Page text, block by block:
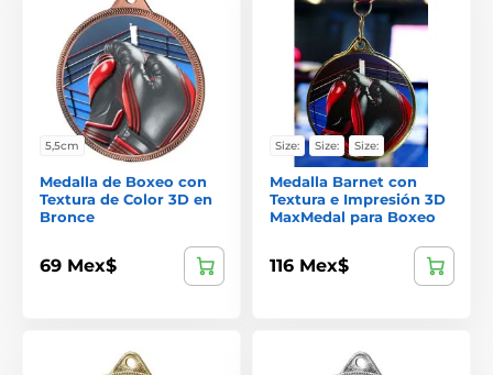
5,5cm
Medalla de Boxeo con
Textura de Color 3D en
Bronce
69 Mex$
Size: Size: Size:
Medalla Barnet con
Textura e Impresión 3D
MaxMedal para Boxeo
116 Mex$